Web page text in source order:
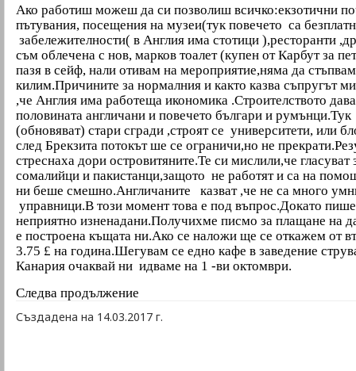
Ако работиш можеш да си позволиш всичко:екзотични
пътувания, посещения на музеи(тук повечето са
забележителности( в Англия има стотици ),ресторанти
съм облечена с нов, марков тоалет (купен от Карбут за
пазя в сейф, нали отивам на мероприятие,няма да
килим.Причините за нормалния и както казва съпругът
,че Англия има работеща икономика .Строителството
половината англичани и повечето българи и
(обновяват) стари сгради ,строят се университети, или
след Брекзита потокът ше се ограничи,но не
стреснаха дори островитяните.Те си мислили,че гласуват
сомалийци и пакистанци,защото не работят и са на
ни беше смешно.Англичаните казват ,че не са много
управници.В този момент това е под въпрос.Докато
неприятно изненадани.Получихме писмо за плащане на
е построена къщата ни.Ако се наложи ще се откажем от
3.75 £ на година.Шегувам се едно кафе в заведение
Канария очаквай ни идваме на 1 -ви октомври.
Следва продължение
Създадена на 14.03.2017 г.